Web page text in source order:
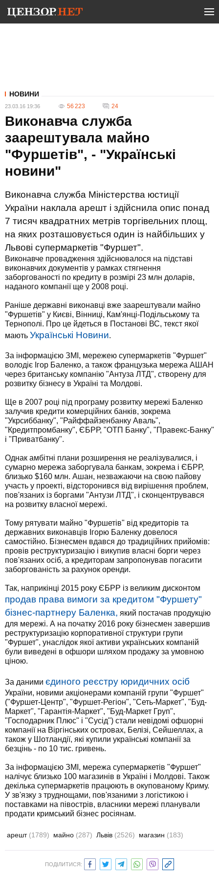
НОВИНИ
23.03.16 19:36 56 223 24
Виконавча служба
заарештувала майно
"Фуршетів", - "Українські
новини"
Виконавча служба Міністерства юстиції
України наклала арешт і здійснила опис понад
7 тисяч квадратних метрів торгівельних площ,
на яких розташовується один із найбільших у
Львові супермаркетів "Фуршет".
Виконавче провадження здійснювалося на підставі
виконавчих документів у рамках стягнення
заборгованості по кредиту в розмірі 23 млн доларів,
наданого компанії ще у 2008 році.
Раніше державні виконавці вже заарештували майно
"Фуршетів" у Києві, Вінниці, Кам'янці-Подільському та
Тернополі. Про це йдеться в Постанові ВС, текст якої
мають Українські Новини.
За інформацією ЗМІ, мережею супермаркетів "Фуршет"
володіє Ігор Баленко, а також французька мережа АШАН
через британську компанію "Антуза ЛТД", створену для
розвитку бізнесу в Україні та Молдові.
Ще в 2007 році під програму розвитку мережі Баленко
залучив кредити комерційних банків, зокрема
"Укрсиббанку", "Райффайзенбанку Аваль",
"Кредитпромбанку", ЄБРР, "ОТП Банку", "Правекс-Банку"
і "Приватбанку".
Однак амбітні плани розширення не реалізувалися, і
сумарно мережа заборгувала банкам, зокрема і ЄБРР,
близько $160 млн. Ашан, незважаючи на свою пайову
участь у проекті, відсторонився від вирішення проблем,
пов'язаних із боргами "Антузи ЛТД", і сконцентрувався
на розвитку власної мережі.
Тому рятувати майно "Фуршетів" від кредиторів та
державних виконавців Ігорю Баленку довелося
самостійно. Бізнесмен вдався до традиційних прийомів:
провів реструктуризацію і викупив власні борги через
пов'язаних осіб, а кредиторам запропонував погасити
заборгованість за рахунок оренди.
Так, наприкінці 2015 року ЄБРР із великим дисконтом
продав права вимоги за кредитом "Фуршету"
бізнес-партнеру Баленка, який постачав продукцію
для мережі. А на початку 2016 року бізнесмен завершив
реструктуризацію корпоративної структури групи
"Фуршет", унаслідок якої активи українських компаній
були виведені в офшори шляхом продажу за умовною
ціною.
За даними єдиного реєстру юридичних осіб
України, новими акціонерами компаній групи "Фуршет"
("Фуршет-Центр", "Фуршет-Регіон", "Сеть-Маркет", "Буд-
Маркет", "Гарантія-Маркет", "Буд-Маркет Груп",
"Господарник Плюс" і "Сусід") стали невідомі офшорні
компанії на Віргінських островах, Белізі, Сейшеллах, а
також у Шотландії, які купили українські компанії за
безцінь - по 10 тис. гривень.
За інформацією ЗМІ, мережа супермаркетів "Фуршет"
налічує близько 100 магазинів в Україні і Молдові. Також
декілька супермаркетів працюють в окупованому Криму.
У зв'язку з труднощами, пов'язаними з логістикою і
поставками на півострів, власники мережі планували
продати кримський бізнес росіянам.
арешт (1789) майно (287) Львів (2526) магазин (183)
ПОДІЛИТИСЯ: